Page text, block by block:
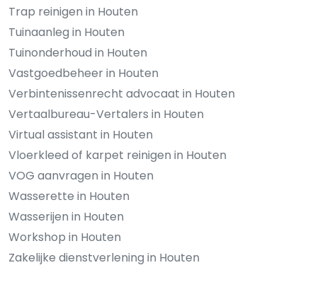
Trap reinigen in Houten
Tuinaanleg in Houten
Tuinonderhoud in Houten
Vastgoedbeheer in Houten
Verbintenissenrecht advocaat in Houten
Vertaalbureau-Vertalers in Houten
Virtual assistant in Houten
Vloerkleed of karpet reinigen in Houten
VOG aanvragen in Houten
Wasserette in Houten
Wasserijen in Houten
Workshop in Houten
Zakelijke dienstverlening in Houten